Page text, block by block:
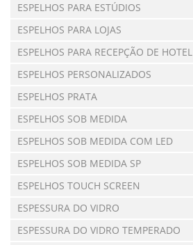
ESPELHOS PARA ESTÚDIOS
ESPELHOS PARA LOJAS
ESPELHOS PARA RECEPÇÃO DE HOTEL
ESPELHOS PERSONALIZADOS
ESPELHOS PRATA
ESPELHOS SOB MEDIDA
ESPELHOS SOB MEDIDA COM LED
ESPELHOS SOB MEDIDA SP
ESPELHOS TOUCH SCREEN
ESPESSURA DO VIDRO
ESPESSURA DO VIDRO TEMPERADO